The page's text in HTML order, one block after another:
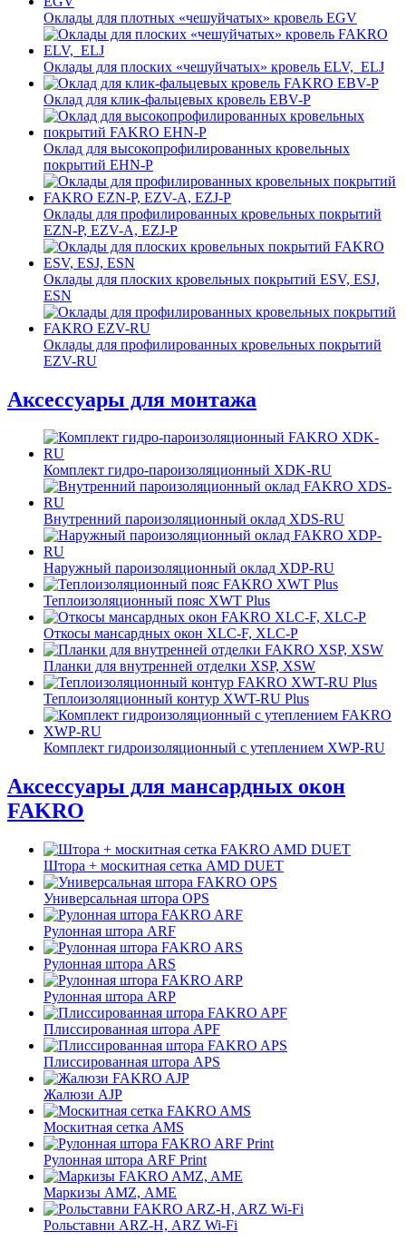
Оклады для плотных «чешуйчатых» кровель EGV
Оклады для плоских «чешуйчатых» кровель ELV, ELJ
Оклад для клик-фальцевых кровель EBV-P
Оклад для высокопрофилированных кровельных
покрытий EHN-P
Оклады для профилированных кровельных покрытий
EZN-P, EZV-A, EZJ-P
Оклады для плоских кровельных покрытий ESV, ESJ,
ESN
Оклады для профилированных кровельных покрытий
EZV-RU
Аксессуары для монтажа
Комплект гидро-пароизоляционный XDK-RU
Внутренний пароизоляционный оклад XDS-RU
Наружный пароизоляционный оклад XDP-RU
Теплоизоляционный пояс XWT Plus
Откосы мансардных окон XLС-F, XLС-P
Планки для внутренней отделки XSP, XSW
Теплоизоляционный контур XWT-RU Plus
Комплект гидроизоляционный с утеплением XWP-RU
Аксессуары для мансардных окон
FAKRO
Штора + москитная сетка AMD DUET
Универсальная штора OPS
Рулонная штора ARF
Рулонная штора ARS
Рулонная штора ARP
Плиссированная штора APF
Плиссированная штора APS
Жалюзи AJP
Москитная сетка AMS
Рулонная штора ARF Print
Маркизы AMZ, AME
Рольставни ARZ-H, ARZ Wi-Fi